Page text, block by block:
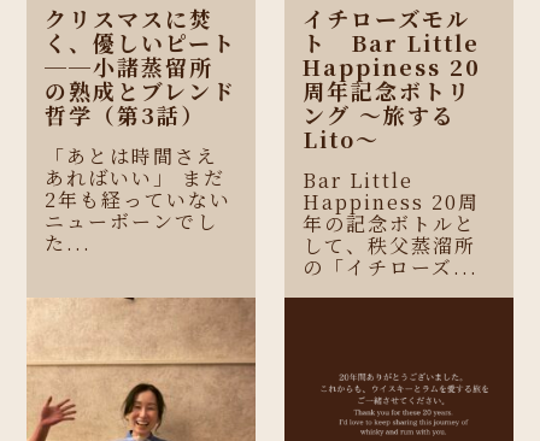
クリスマスに焚
く、優しいピート
──小諸蒸留所
の熟成とブレンド
哲学（第3話）
「あとは時間さえ
あればいい」 まだ
2年も経っていない
ニューボーンでし
た...
イチローズモル
ト Bar Little
Happiness 20
周年記念ボトリ
ング 〜旅する
Lito〜
Bar Little
Happiness 20周
年の記念ボトルと
して、秩父蒸溜所
の「イチローズ...